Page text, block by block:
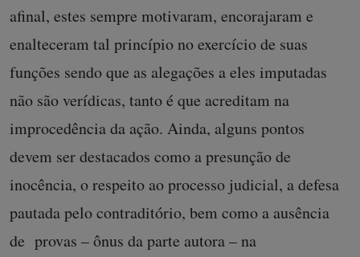
afinal, estes sempre motivaram, encorajaram e
enalteceram tal princípio no exercício de suas
funções sendo que as alegações a eles imputadas
não são verídicas, tanto é que acreditam na
improcedência da ação. Ainda, alguns pontos
devem ser destacados como a presunção de
inocência, o respeito ao processo judicial, a defesa
pautada pelo contraditório, bem como a ausência
de provas – ônus da parte autora – na